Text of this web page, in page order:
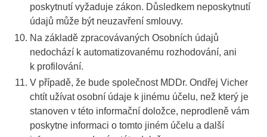
poskytnutí vyžaduje zákon. Důsledkem neposkytnutí
údajů může být neuzavření smlouvy.
Na základě zpracovávaných Osobních údajů
nedochází k automatizovanému rozhodování, ani
k profilování.
V případě, že bude společnost MDDr. Ondřej Vicher
chtít užívat osobní údaje k jinému účelu, než který je
stanoven v této informační doložce, neprodleně vám
poskytne informaci o tomto jiném účelu a další